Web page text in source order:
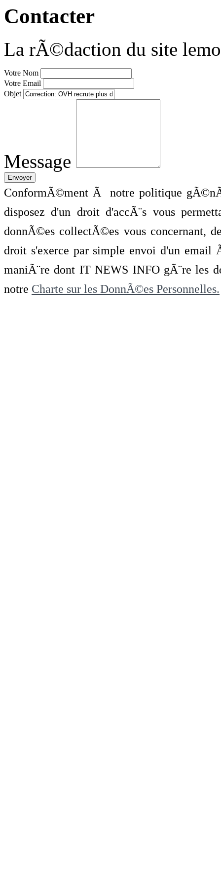
Contacter
La rÃ©daction du site
Votre Nom
Votre Email
Objet
Message
ConformÃ©ment Ã notre politique
disposez d'un droit d'accÃ¨s vous
donnÃ©es collectÃ©es vous concernant,
droit s'exerce par simple envoi d'un
maniÃ¨re dont IT NEWS INFO gÃ¨re les
notre Charte sur les DonnÃ©es Personnelles.